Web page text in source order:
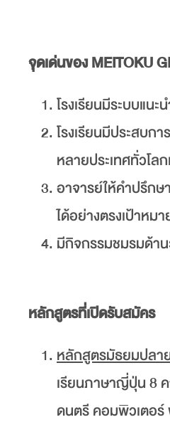
จุดเด่นของ MEITOKU
โรงเรียนมีระบบแน
โรงเรียนมีประสบ
หลายประเทศทั่วโล
อาจารย์ให้คำปรึก
ได้อย่างตรงเป้าหม
มีกิจกรรมชมรมด้า
หลักสูตรที่เปิดรับสมัคร
หลักสูตรมัธยมปลา
เรียนภาษาญี่ปุ่น 8
ดนตรี คอมพิวเตอร์